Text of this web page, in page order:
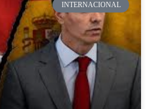
INTERNACIONAL